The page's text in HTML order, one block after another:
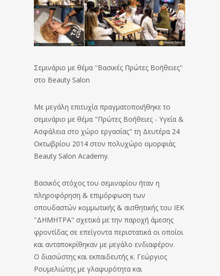
Σεμινάριο με θέμα ''Βασικές Πρώτες Βοήθειες''
στο Beauty Salon
Με μεγάλη επιτυχία πραγματοποιήθηκε το
σεμινάριο με θέμα "Πρώτες Βοήθειες - Υγεία &
Ασφάλεια στο χώρο εργασίας" τη Δευτέρα 24
Οκτωβρίου 2014 στον πολυχώρο ομορφιάς
Beauty Salon Academy.
Βασικός στόχος του σεμιναρίου ήταν η
πληροφόρηση & επιμόρφωση των
σπουδαστών κομμωτικής & αισθητικής του ΙΕΚ
"ΔΗΜΗΤΡΑ" σχετικά με την παροχή άμεσης
φροντίδας σε επείγοντα περιστατικά οι οποίοι
και ανταποκρίθηκαν με μεγάλο ενδιαφέρον.
Ο διασώστης και εκπαιδευτής κ. Γεώργιος
Ρουμελιώτης με γλαφυρότητα και